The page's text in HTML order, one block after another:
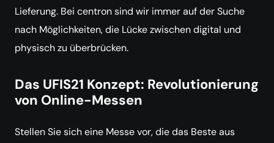
Lieferung. Bei centron sind wir immer auf der Suche
nach Möglichkeiten, die Lücke zwischen digital und
physisch zu überbrücken.
Das UFIS21 Konzept: Revolutionierung
von Online-Messen
Stellen Sie sich eine Messe vor, die das Beste aus